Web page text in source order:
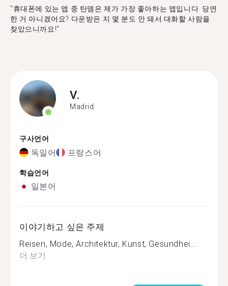
"휴대폰에 있는 앱 중 탄뎀은 제가 가장 좋아하는 앱입니다. 당연
한 거 아니겠어요? 다운받은 지 몇 분도 안 돼서 대화할 사람을
찾았으니까요!"
V.
Madrid
구사언어
독일어 프랑스어
학습언어
일본어
이야기하고 싶은 주제
Reisen, Mode, Architektur, Kunst, Gesundhei...
더 보기